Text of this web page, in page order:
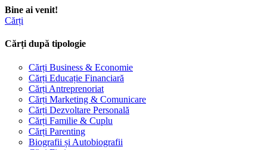
Bine ai venit!
Cărți
Cărți după tipologie
Cărți Business & Economie
Cărți Educație Financiară
Cărți Antreprenoriat
Cărți Marketing & Comunicare
Cărți Dezvoltare Personală
Cărți Familie & Cuplu
Cărți Parenting
Biografii și Autobiografii